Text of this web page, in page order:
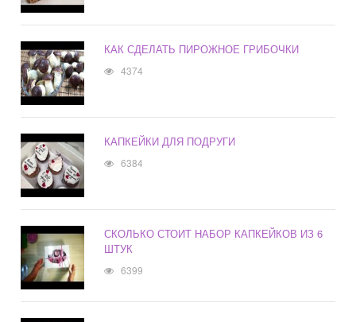
КАК СДЕЛАТЬ ПИРОЖНОЕ ГРИБОЧКИ
4374
КАПКЕЙКИ ДЛЯ ПОДРУГИ
6384
СКОЛЬКО СТОИТ НАБОР КАПКЕЙКОВ ИЗ 6
ШТУК
6399